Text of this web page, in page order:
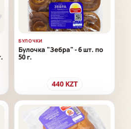
БУЛОЧКИ
Булочка "Зебра" - 6 шт. по
50 г.
440 KZT